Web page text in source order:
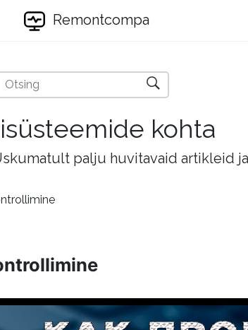
Remontcompa
kohta
palju huvitavaid artikleid